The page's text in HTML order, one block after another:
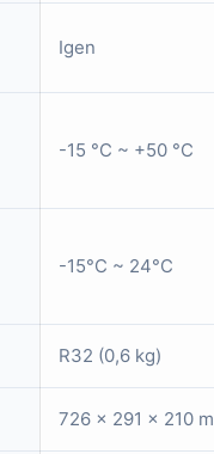
Igen
-15 °C ~ +50 °C
-15°C ~ 24°C
R32 (0,6 kg)
726 x 291 x 210